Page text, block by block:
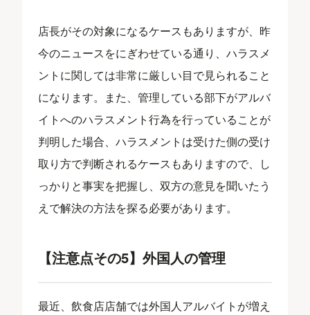
店長がその対象になるケースもありますが、昨
今のニュースをにぎわせている通り、ハラスメ
ントに関しては非常に厳しい目で見られること
になります。また、管理している部下がアルバ
イトへのハラスメント行為を行っていることが
判明した場合、ハラスメントは受けた側の受け
取り方で判断されるケースもありますので、し
っかりと事実を把握し、双方の意見を聞いたう
えで解決の方法を探る必要があります。
【注意点その5】外国人の管理
最近、飲食店店舗では外国人アルバイトが増え